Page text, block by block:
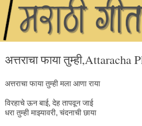
अत्तराचा फाया तुम्ही,Attaracha
अत्तराचा फाया तुम्ही मला आणा राया
विरहाचे ऊन बाई, देह तापवून जाई
धरा तुम्ही माझ्यावरी, चंदनाची छाया